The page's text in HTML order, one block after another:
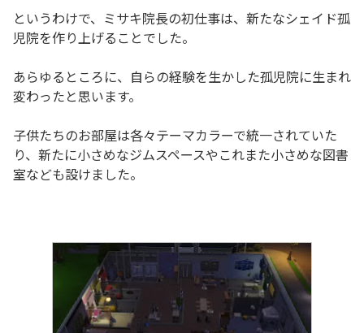
というわけで、ミサキ院長の初仕事は、新たなシェイド孤
児院を作り上げることでした。
あらゆるところに、自らの経験を生かした孤児院に生まれ
変わったと思います。
子供たちのお部屋は各々テーマカラーで統一されていた
り、新たに小さめなジムスペースやこれまた小さめな図書
室なども設けました。